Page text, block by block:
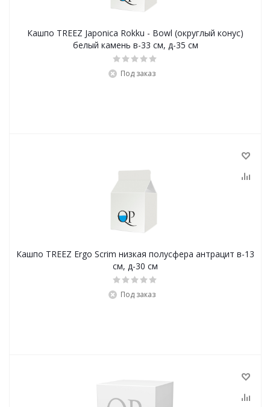
Кашпо TREEZ Japonica Rokku - Bowl (округлый конус)
белый камень в-33 см, д-35 см
Под заказ
Кашпо TREEZ Ergo Scrim низкая полусфера антрацит в-13
см, д-30 см
Под заказ